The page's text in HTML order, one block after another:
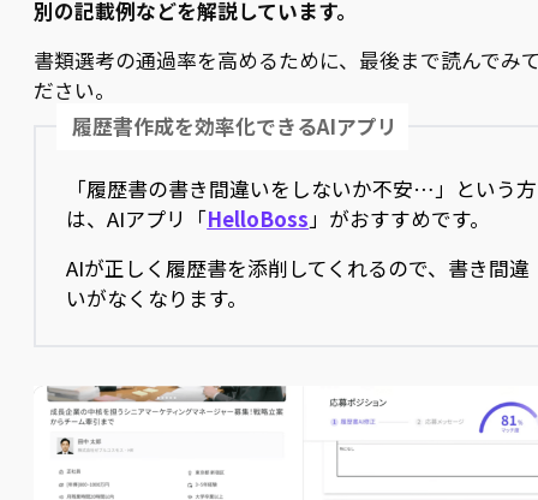
別の記載例などを解説しています。
書類選考の通過率を高めるために、最後まで読んでみ
ださい。
履歴書作成を効率化できるAIアプリ
「履歴書の書き間違いをしないか不安…」という方
は、AIアプリ「HelloBoss」がおすすめです。
AIが正しく履歴書を添削してくれるので、書き間違
いがなくなります。